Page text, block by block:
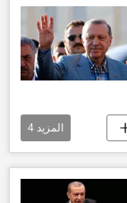
المزيد 4